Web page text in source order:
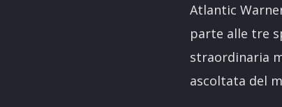
Atlantic
parte alle tre
straordinaria
ascoltata del